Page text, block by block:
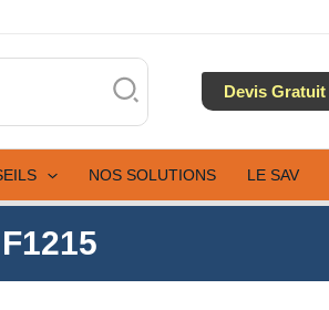
Devis Gratuit
NOS SOLUTIONS LE SAV